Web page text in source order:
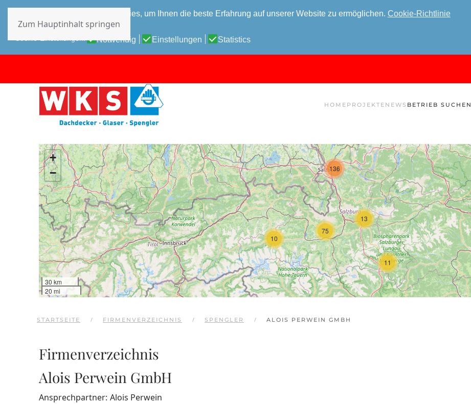
Diese Website verwendet Cookies, um Ihnen die beste Erfahrung auf unserer Website zu ermöglichen. Cookie-Richtlinie
Datenschutz-Bestimmungen
Notwendig Einstellungen Statistics
Zum Hauptinhalt springen
HOME PROJEKTE NEWS BETRIEB SUCHEN
10
11
13
75
136
+
−
30 km
20 mi
STARTSEITE FIRMENVERZEICHNIS SPENGLER ALOIS PERWEIN GMBH
Firmenverzeichnis
Alois Perwein GmbH
Ansprechpartner: Alois Perwein